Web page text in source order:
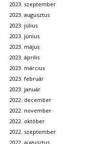
2023. szeptember
2023. augusztus
2023. július
2023. június
2023. május
2023. április
2023. március
2023. február
2023. január
2022. december
2022. november
2022. október
2022. szeptember
2022. augusztus